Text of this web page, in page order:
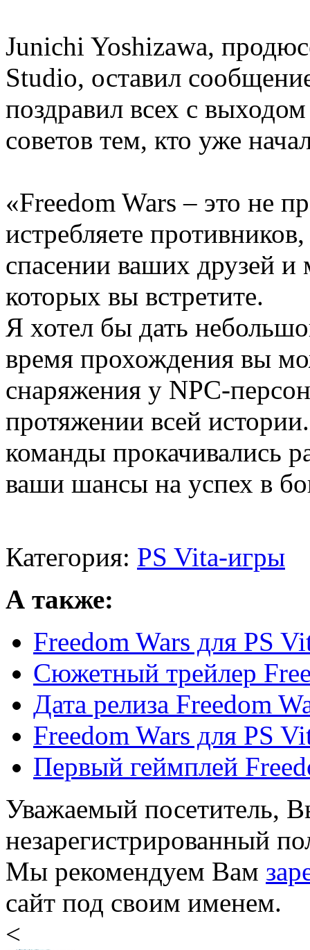
Junichi Yoshizawa,
Studio, оставил
поздравил всех с
советов тем, кто уже
«Freedom Wars – это не
истребляете
спасении ваших друзей
которых вы встретите.
Я хотел бы дать
время прохождения вы
снаряжения у NPC-
протяжении всей
команды прокачивались
ваши шансы на успех в
Категория: PS Vita-игры
А также:
Freedom Wars для PS
Сюжетный трейлер
Дата релиза Freedom
Freedom Wars для PS
Первый геймплей
Уважаемый посетитель,
незарегистрированный
Мы рекомендуем Вам
сайт под своим именем.
<